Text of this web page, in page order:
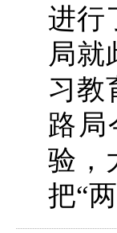
进行
局就
习教
路局
验，
把“